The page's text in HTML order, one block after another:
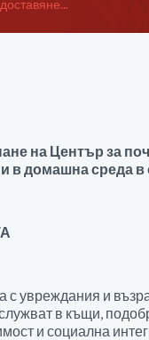
на Център за
в домашна среда
увреждания и
в къщи,
и социална